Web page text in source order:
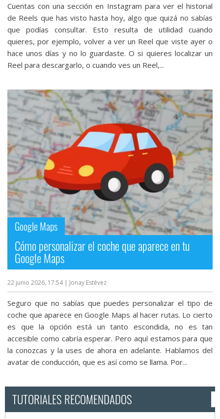
Cuentas con una sección en Instagram para ver el historial
de Reels que has visto hasta hoy, algo que quizá no sabías
que podías consultar. Esto resulta de utilidad cuando
quieres, por ejemplo, volver a ver un Reel que viste ayer o
hace unos días y no lo guardaste. O si quieres localizar un
Reel para descargarlo‎, o cuando ves un Reel,...
Google Maps
Cómo personalizar el coche que aparece en tu
Google Maps
22 junio 2026, 17:54 | Jonay Estévez
Seguro que no sabías que puedes personalizar el tipo de
coche que aparece en Google Maps al hacer rutas. Lo cierto
es que la opción está un tanto escondida, no es tan
accesible como cabría esperar. Pero aquí estamos para que
la conozcas y la uses de ahora en adelante. Hablamos del
avatar de conducción, que es así como se llama. Por...
TUTORIALES RECOMENDADOS